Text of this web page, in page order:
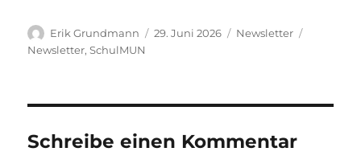
Autor
Erik Grundmann
Veröffentlicht
29. Juni 2026 Kategorien
Newsletter
Newsletter,SchulMUN
Schreibe einen Kommentar